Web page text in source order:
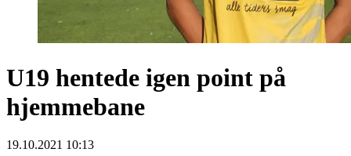
U19 hentede igen point på
hjemmebane
19.10.2021 10:13